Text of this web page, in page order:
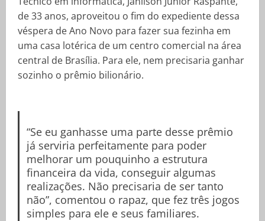
de 33 anos, aproveitou o fim do expediente dessa
véspera de Ano Novo para fazer sua fezinha em
uma casa lotérica de um centro comercial na área
central de Brasília. Para ele, nem precisaria ganhar
sozinho o prêmio bilionário.
“Se eu ganhasse uma parte desse prêmio
já serviria perfeitamente para poder
melhorar um pouquinho a estrutura
financeira da vida, conseguir algumas
realizações. Não precisaria de ser tanto
não”, comentou o rapaz, que fez três jogos
simples para ele e seus familiares.